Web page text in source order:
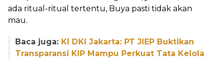
ada ritual-ritual tertentu, Buya pasti tidak akan
mau.
Baca juga: KI DKI Jakarta: PT JIEP Buktikan
Transparansi KIP Mampu Perkuat Tata Kelola